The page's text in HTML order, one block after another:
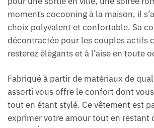
moments cocooning à la maison, il
choix polyvalent et confortable. Sa
décontractée pour les couples actifs
resterez élégants et à l’aise en toute
Fabriqué à partir de matériaux de
assorti vous offre le confort dont
tout en étant stylé. Ce vêtement est
exprimer votre amour tout en restant